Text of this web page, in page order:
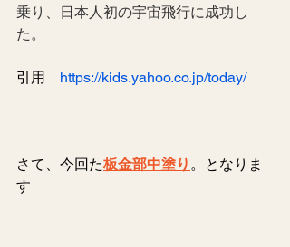
乗り、日本人初の宇宙飛行に成功し
た。
引用 https://kids.yahoo.co.jp/today/
さて、今回た板金部中塗り 。となりま
す